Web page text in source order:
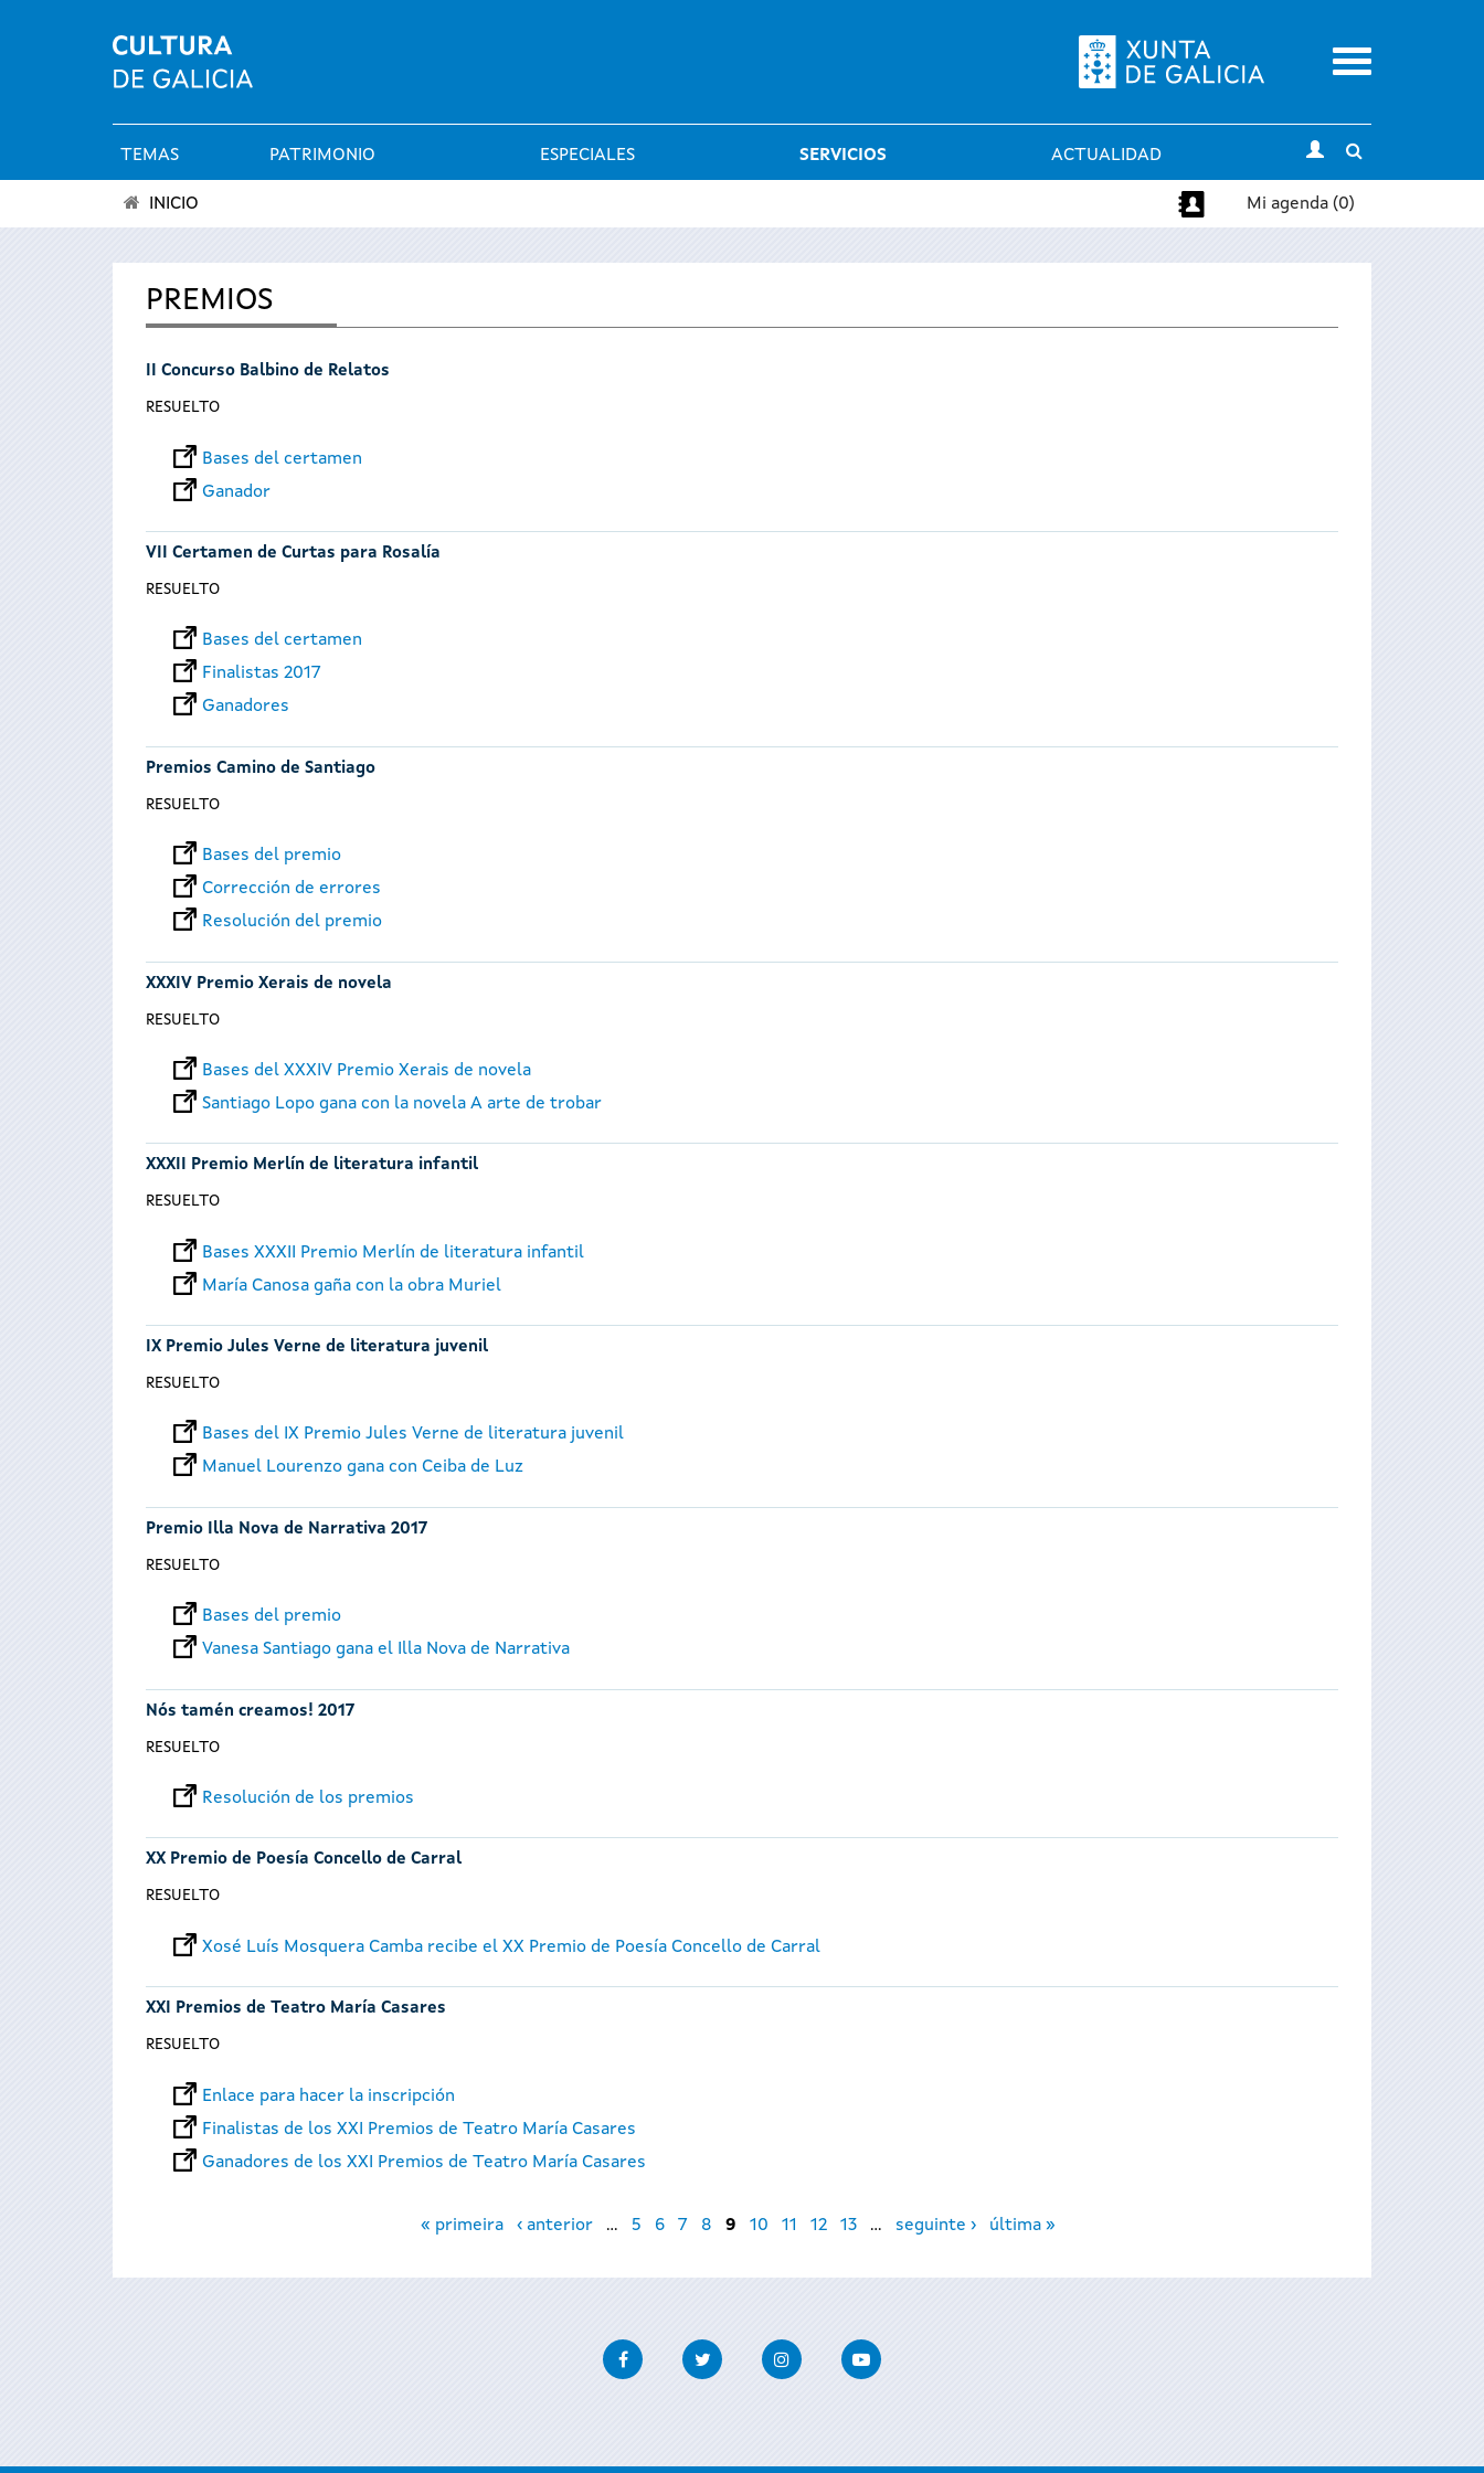
Menu
Menú
principal
TEMAS PATRIMONIO ESPECIALES SERVICIOS ACTUALIDAD
search
encuentra
aquí
INICIO Mi agenda (0)
PREMIOS
II Concurso Balbino de Relatos
RESUELTO
Bases del certamen
Ganador
VII Certamen de Curtas para Rosalía
RESUELTO
Bases del certamen
Finalistas 2017
Ganadores
Premios Camino de Santiago
RESUELTO
Bases del premio
Corrección de errores
Resolución del premio
XXXIV Premio Xerais de novela
RESUELTO
Bases del XXXIV Premio Xerais de novela
Santiago Lopo gana con la novela A arte de trobar
XXXII Premio Merlín de literatura infantil
RESUELTO
Bases XXXII Premio Merlín de literatura infantil
María Canosa gaña con la obra Muriel
IX Premio Jules Verne de literatura juvenil
RESUELTO
Bases del IX Premio Jules Verne de literatura juvenil
Manuel Lourenzo gana con Ceiba de Luz
Premio Illa Nova de Narrativa 2017
RESUELTO
Bases del premio
Vanesa Santiago gana el Illa Nova de Narrativa
Nós tamén creamos! 2017
RESUELTO
Resolución de los premios
XX Premio de Poesía Concello de Carral
RESUELTO
Xosé Luís Mosquera Camba recibe el XX Premio de Poesía Concello de Carral
XXI Premios de Teatro María Casares
RESUELTO
Enlace para hacer la inscripción
Finalistas de los XXI Premios de Teatro María Casares
Ganadores de los XXI Premios de Teatro María Casares
« primeira ‹ anterior … 5 6 7 8 9 10 11 12 13 … seguinte › última »
FacebookTwitter InstagramYoutube